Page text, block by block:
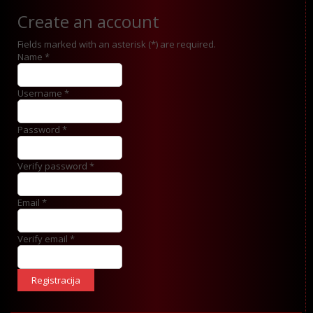
Create an account
Fields marked with an asterisk (*) are required.
Name *
Username *
Password *
Verify password *
Email *
Verify email *
Registracija